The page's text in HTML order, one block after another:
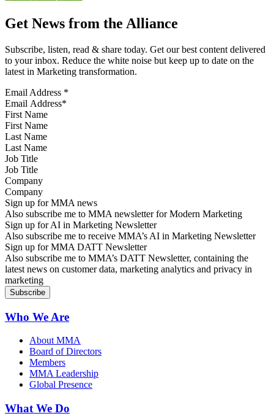
Get News from the Alliance
Subscribe, listen, read & share today. Get our best content delivered
to your inbox. Reduce the white noise but keep up to date on the
latest in Marketing transformation.
Email Address *
First Name
Last Name
Job Title
Company
Sign up for MMA news
Also subscribe me to MMA newsletter for Modern Marketing
Sign up for AI in Marketing Newsletter
Also subscribe me to receive MMA’s AI in Marketing Newsletter
Sign up for MMA DATT Newsletter
Also subscribe me to MMA’s DATT Newsletter, containing the
latest news on customer data, marketing analytics and privacy in
marketing
Who We Are
About MMA
Board of Directors
Members
MMA Leadership
Global Presence
What We Do